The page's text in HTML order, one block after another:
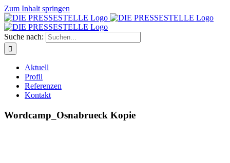
Zum Inhalt springen
Suche nach:
Aktuell
Profil
Referenzen
Kontakt
Wordcamp_Osnabrueck Kopie